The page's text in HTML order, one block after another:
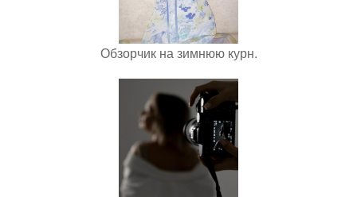
Обзорчик на зимнюю курн.